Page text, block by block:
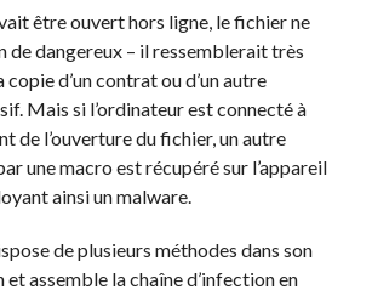
être ouvert hors ligne, le fichier ne
de dangereux – il ressemblerait très
d’un contrat ou d’un autre
Mais si l’ordinateur est connecté à
de l’ouverture du fichier, un autre
une macro est récupéré sur l’appareil
ainsi un malware.
de plusieurs méthodes dans son
et assemble la chaîne d’infection en